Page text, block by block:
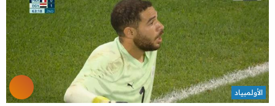
الأولمبياد